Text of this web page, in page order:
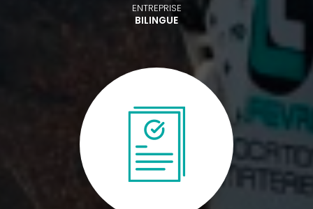
ENTREPRISE
BILINGUE